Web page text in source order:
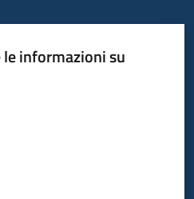
informazioni su